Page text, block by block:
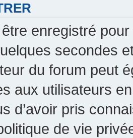
enregistré
secondes
du forum peut
aux utilisateurs
d’avoir pris
de vie